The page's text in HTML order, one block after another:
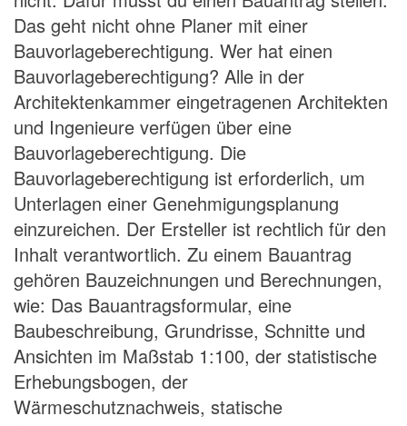
Das geht nicht ohne Planer mit einer
Bauvorlageberechtigung. Wer hat einen
Bauvorlageberechtigung? Alle in der
Architektenkammer eingetragenen Architekten
und Ingenieure verfügen über eine
Bauvorlageberechtigung. Die
Bauvorlageberechtigung ist erforderlich, um
Unterlagen einer Genehmigungsplanung
einzureichen. Der Ersteller ist rechtlich für den
Inhalt verantwortlich. Zu einem Bauantrag
gehören Bauzeichnungen und Berechnungen,
wie: Das Bauantragsformular, eine
Baubeschreibung, Grundrisse, Schnitte und
Ansichten im Maßstab 1:100, der statistische
Erhebungsbogen, der
Wärmeschutznachweis, statische